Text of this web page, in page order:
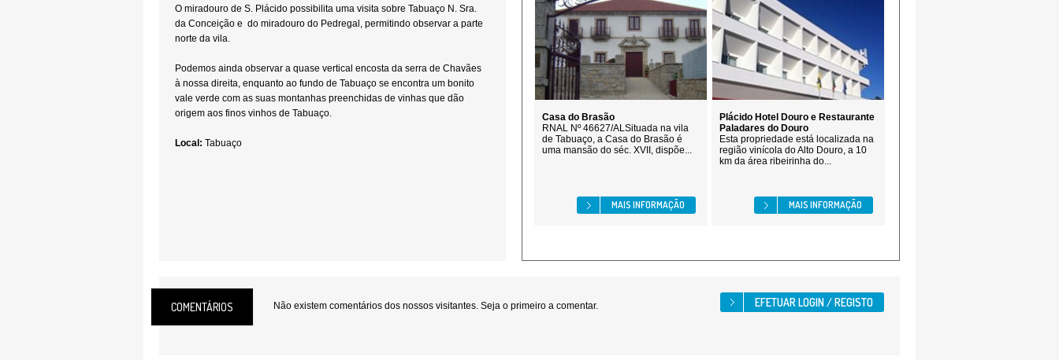
O miradouro de S. Plácido possibilita uma visita sobre Tabuaço N. Sra.
da Conceição e do miradouro do Pedregal, permitindo observar a parte
norte da vila.
Podemos ainda observar a quase vertical encosta da serra de Chavães
à nossa direita, enquanto ao fundo de Tabuaço se encontra um bonito
vale verde com as suas montanhas preenchidas de vinhas que dão
origem aos finos vinhos de Tabuaço.
Local: Tabuaço
Casa do Brasão
RNAL Nº 46627/ALSituada na vila
de Tabuaço, a Casa do Brasão é
uma mansão do séc. XVII, dispõe...
MAIS INFORMAÇÃO
Plácido Hotel Douro e Restaurante
Paladares do Douro
Esta propriedade está localizada na
região vinícola do Alto Douro, a 10
km da área ribeirinha do...
MAIS INFORMAÇÃO
COMENTÁRIOS Não existem comentários dos nossos visitantes. Seja o primeiro a comentar.